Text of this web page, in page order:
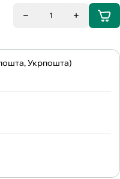
1
Укрпошта)